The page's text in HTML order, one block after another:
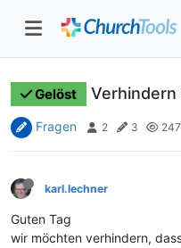
Gelöst Verhindern
Fragen 2 3 247
karl.lechner
Guten Tag
wir möchten verhindern,